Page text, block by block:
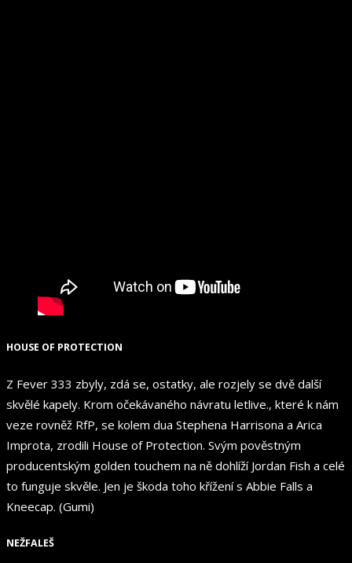
HOUSE OF PROTECTION
Z Fever 333 zbyly, zdá se, ostatky, ale rozjely se dvě další
skvělé kapely. Krom očekávaného návratu letlive., které k nám
veze rovněž RfP, se kolem dua Stephena Harrisona a Arica
Improta, zrodili House of Protection. Svým pověstným
producentským golden touchem na ně dohlíží Jordan Fish a celé
to funguje skvěle. Jen je škoda toho křížení s Abbie Falls a
Kneecap. (Gumi)
NEŽFALEŠ